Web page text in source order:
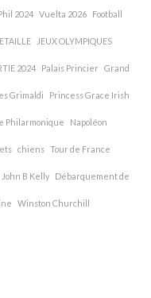
2024 Vuelta 2026 Football
JEUX OLYMPIQUES
2024 Palais Princier Grand
Grimaldi Princess Grace Irish
Philarmonique Napoléon
chiens Tour de France
John B Kelly Débarquement de
Winston Churchill